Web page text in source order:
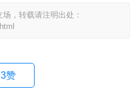
，转载请注明出处：
赞